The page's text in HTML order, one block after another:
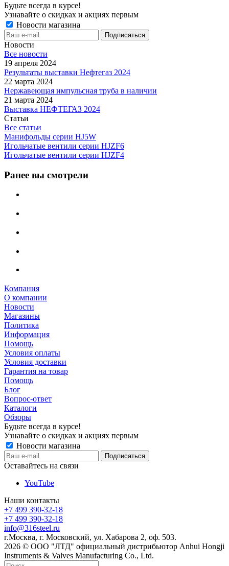
Будьте всегда в курсе!
Узнавайте о скидках и акциях первым
Новости магазина
Новости
Все новости
19 апреля 2024
Результаты выставки Нефтегаз 2024
22 марта 2024
Нержавеющая импульсная труба в наличии
21 марта 2024
Выставка НЕФТЕГАЗ 2024
Статьи
Все статьи
Манифольды серии HJ5W
Игольчатые вентили серии HJZF6
Игольчатые вентили серии HJZF4
Ранее вы смотрели
Компания
О компании
Новости
Магазины
Политика
Информация
Помощь
Условия оплаты
Условия доставки
Гарантия на товар
Помощь
Блог
Вопрос-ответ
Каталоги
Обзоры
Будьте всегда в курсе!
Узнавайте о скидках и акциях первым
Новости магазина
Оставайтесь на связи
YouTube
Наши контакты
+7 499 390-32-18
+7 499 390-32-18
info@316steel.ru
г.Москва, г. Московский, ул. Хабарова 2, оф. 503.
2026 © ООО "ЛТД" официальный дистрибьютор Anhui Hongji
Instruments & Valves Manufacturing Co., Ltd.